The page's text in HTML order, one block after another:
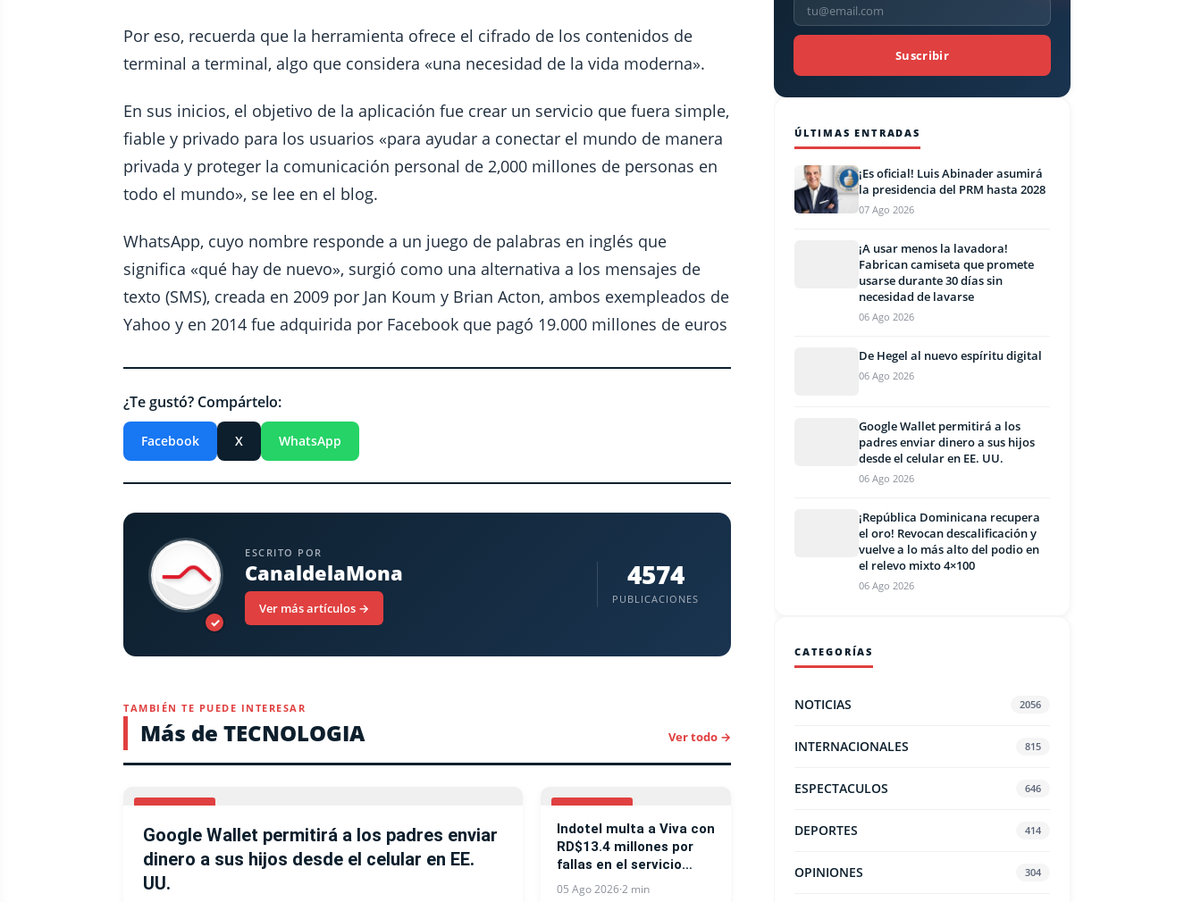
Por eso, recuerda que la herramienta ofrece el cifrado de los contenidos de
terminal a terminal, algo que considera «una necesidad de la vida moderna».
En sus inicios, el objetivo de la aplicación fue crear un servicio que fuera simple,
fiable y privado para los usuarios «para ayudar a conectar el mundo de manera
privada y proteger la comunicación personal de 2,000 millones de personas en
todo el mundo», se lee en el blog.
WhatsApp, cuyo nombre responde a un juego de palabras en inglés que
significa «qué hay de nuevo», surgió como una alternativa a los mensajes de
texto (SMS), creada en 2009 por Jan Koum y Brian Acton, ambos exempleados de
Yahoo y en 2014 fue adquirida por Facebook que pagó 19.000 millones de euros
¿Te gustó? Compártelo:
Facebook X WhatsApp
✓
ESCRITO POR
CanaldelaMona
Ver más artículos →
4574
PUBLICACIONES
TAMBIÉN TE PUEDE INTERESAR
Más de TECNOLOGIA Ver todo →
CELULARES
Google Wallet permitirá a los padres enviar
dinero a sus hijos desde el celular en EE.
UU.
CELULARES
Indotel multa a Viva con
RD$13.4 millones por
fallas en el servicio
móvil
05 Ago 2026·2 min
Suscribir
ÚLTIMAS ENTRADAS
¡Es oficial! Luis Abinader asumirá
la presidencia del PRM hasta 2028
07 Ago 2026
¡A usar menos la lavadora!
Fabrican camiseta que promete
usarse durante 30 días sin
necesidad de lavarse
06 Ago 2026
De Hegel al nuevo espíritu digital
06 Ago 2026
Google Wallet permitirá a los
padres enviar dinero a sus hijos
desde el celular en EE. UU.
06 Ago 2026
¡República Dominicana recupera
el oro! Revocan descalificación y
vuelve a lo más alto del podio en
el relevo mixto 4×100
06 Ago 2026
CATEGORÍAS
NOTICIAS 2056
INTERNACIONALES 815
ESPECTACULOS 646
DEPORTES 414
OPINIONES 304